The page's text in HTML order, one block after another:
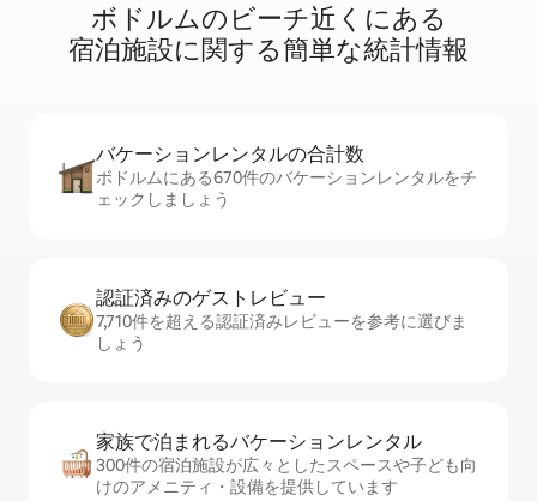
ボドルムのビ⁠ー⁠チ⁠近⁠く⁠に⁠あ⁠る
宿⁠泊⁠施⁠設⁠に関⁠す⁠る簡⁠単⁠な統⁠計⁠情⁠報
バケーションレ⁠ン⁠タ⁠ル⁠の合⁠計⁠数
ボドルムにある670件のバケーションレンタルをチ
ェックしましょう
認証済みのゲ⁠ス⁠ト⁠レ⁠ビ⁠ュ⁠ー
7,710件を超える認証済みレビューを参考に選びま
しょう
家族で泊まれるバ⁠ケ⁠ー⁠シ⁠ョ⁠ンレ⁠ン⁠タ⁠ル
300件の宿泊施設が広々としたスペースや子ども向
けのアメニティ・設備を提供しています